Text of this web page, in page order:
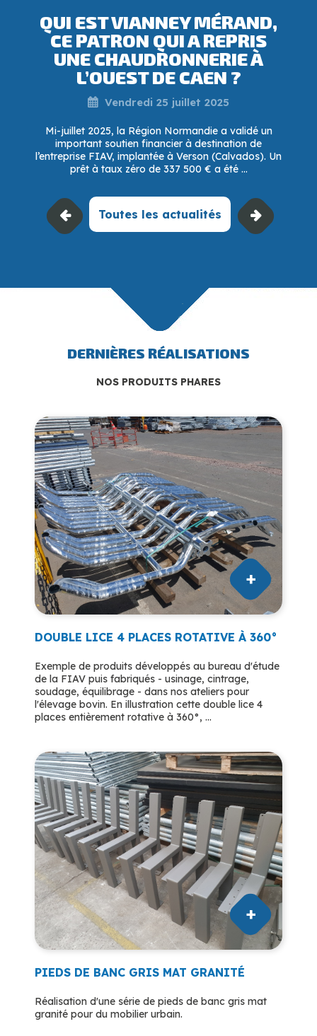
QUI EST VIANNEY MÉRAND,
CE PATRON QUI A REPRIS
UNE CHAUDRONNERIE À
L’OUEST DE CAEN ?
Vendredi 25 juillet 2025
Mi-juillet 2025, la Région Normandie a validé un
important soutien financier à destination de
l’entreprise FIAV, implantée à Verson (Calvados). Un
prêt à taux zéro de 337 500 € a été ...
Toutes les actualités
DERNIÈRES RÉALISATIONS
NOS PRODUITS PHARES
DOUBLE LICE 4 PLACES ROTATIVE À 360°
Exemple de produits développés au bureau d'étude
de la FIAV puis fabriqués - usinage, cintrage,
soudage, équilibrage - dans nos ateliers pour
l'élevage bovin. En illustration cette double lice 4
places entièrement rotative à 360°, ...
PIEDS DE BANC GRIS MAT GRANITÉ
Réalisation d'une série de pieds de banc gris mat
granité pour du mobilier urbain.